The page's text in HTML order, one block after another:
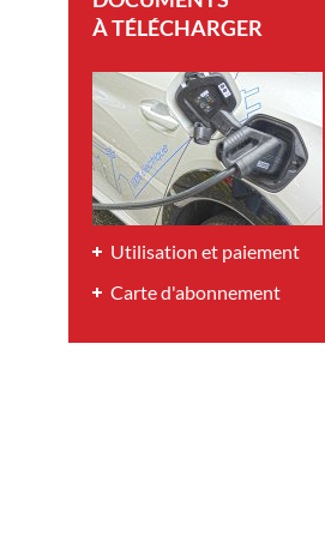
À TÉLÉCHARGER
Utilisation et paiement
Carte d'abonnement